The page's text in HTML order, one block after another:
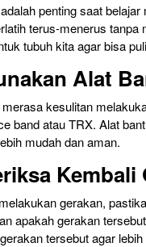
penting saat
terus-menerus
tubuh kita agar bisa
Alat
kesulitan
band atau TRX. Alat
mudah dan aman.
gerakan,
apakah gerakan
tersebut agar